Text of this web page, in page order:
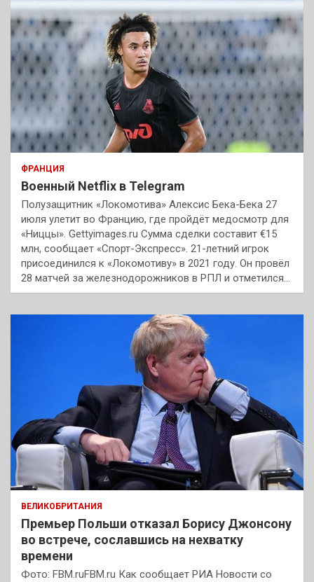
ФРАНЦИЯ
Военный Netflix в Telegram
Полузащитник «Локомотива» Алексис Бека-Бека 27
июля улетит во Францию, где пройдёт медосмотр для
«Ниццы». Gettyimages.ru Сумма сделки составит €15
млн, сообщает «Спорт-Экспресс». 21-летний игрок
присоединился к «Локомотиву» в 2021 году. Он провёл
28 матчей за железнодорожников в РПЛ и отметился…
ВЕЛИКОБРИТАНИЯ
Премьер Польши отказал Борису Джонсону
во встрече, сославшись на нехватку
времени
Фото: FBM.ruFBM.ru Как сообщает РИА Новости со